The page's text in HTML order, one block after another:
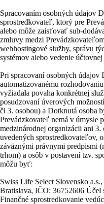
Spracovaním osobných údajov
sprostredkovateľ, ktorý pre
alebo môže zaisťovať sub-
zmluvy medzi
webhostingové služby, správu
systémov alebo vedenie
Pri spracovaní osobných údajov
automatizovanému
vyžiadala povaha konkrétnej
posudzovaní úverových
či 3. osobou) a Dotknutá osoba
Prevádzkovateľ nemá v úmysle
medzinárodnej organizácii ani
uvedených sprostredkovateľov,
záväznými právnymi predpismi
trhom) a osôb v postavení tzv.
môžu byť:
Swiss Life Select Slovensko
Bratislava, IČO: 36752606 Účel
Finančné sprostredkovanie